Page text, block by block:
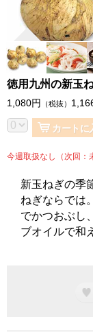
徳用九州の新玉
1,080円 （税抜）
カートに
今週取扱なし（次回
新玉ねぎの季
ねぎならでは
でかつおぶし
ブオイルで和